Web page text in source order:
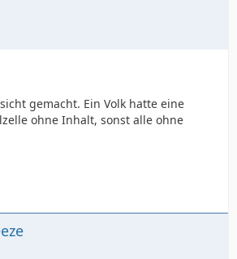
gemacht. Ein Volk hatte eine
ohne Inhalt, sonst alle ohne